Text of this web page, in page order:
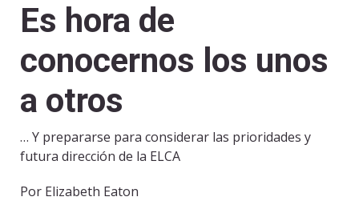
Es hora de
conocernos los unos
a otros
… Y prepararse para considerar las prioridades y
futura dirección de la ELCA
Por Elizabeth Eaton